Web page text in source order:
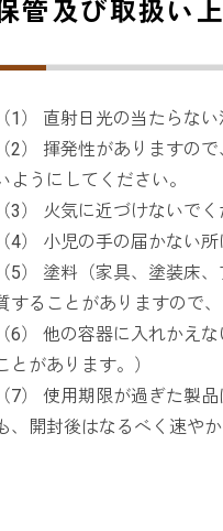
管及び取扱い
（1） 直射日光の当たらな
（2） 揮発性がありますの
ようにしてください。
（3） 火気に近づけないで
（4） 小児の手の届かない
（5） 塗料（家具、塗装床
することがありますので
（6） 他の容器に入れかえ
とがあります。）
（7） 使用期限が過ぎた製
、開封後はなるべく速や